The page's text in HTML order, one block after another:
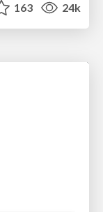
163 24k